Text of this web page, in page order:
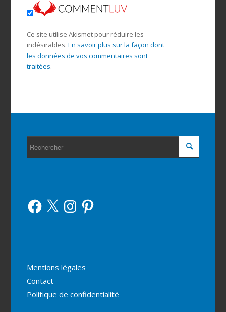
Ce site utilise Akismet pour réduire les
indésirables. En savoir plus sur la façon dont
les données de vos commentaires sont
traitées.
Facebook
X InstagramPinterest
Mentions légales
Contact
Politique de confidentialité